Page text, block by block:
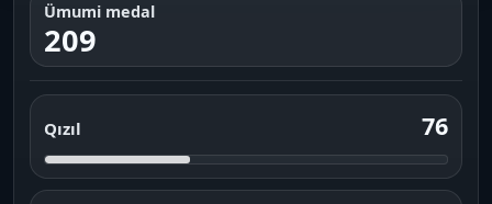
Ümumi medal
209
Qızıl 76